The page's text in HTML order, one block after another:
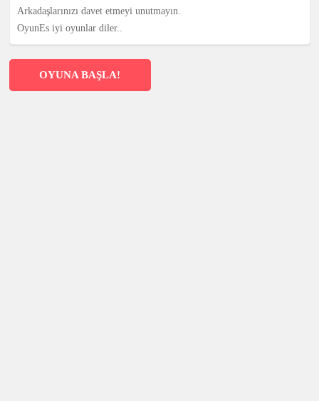
Arkadaşlarınızı davet etmeyi unutmayın.
OyunEs iyi oyunlar diler..
OYUNA BAŞLA!